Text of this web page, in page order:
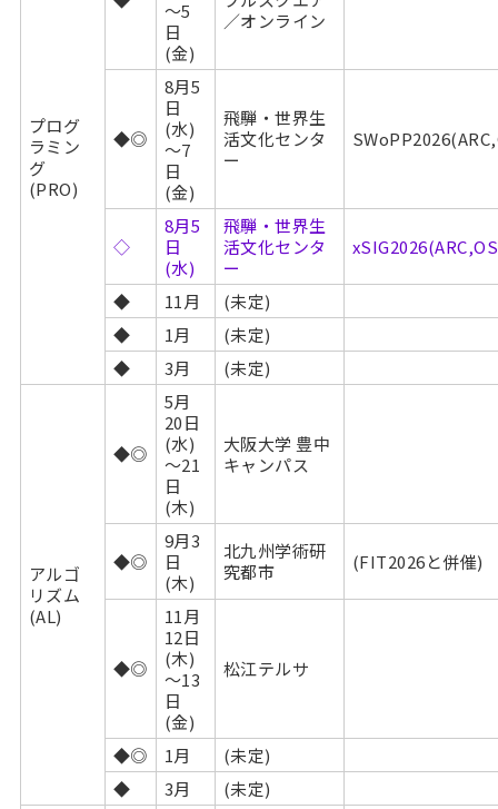
プログ
ラミン
グ
(PRO)
～5
日
(金)
／オンライン
◆◎
8月5
日
(水)
～7
日
(金)
飛騨・世界生
活文化センタ
ー
◇
8月5
日
(水)
飛騨・世界生
活文化センタ
ー
◆ 11月
(未定)
◆
1月
(未定)
◆
3月 (未定)
アルゴ
リズム
(AL)
◆◎
5月
20日
(水)
～21
日
(木)
大阪大学 豊中
キャンパス
◆◎
9月3
日
(木)
北九州学術研
究都市
(FIT2026と併催)
◆◎
11月
12日
(木)
～13
日
(金)
松江テルサ
◆◎ 1月
(未定)
◆
3月 (未定)